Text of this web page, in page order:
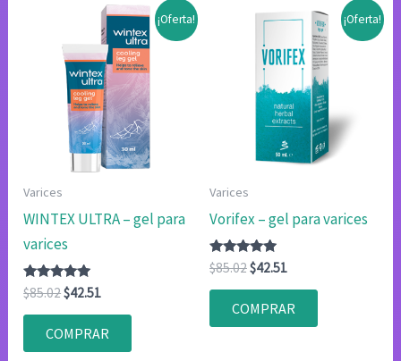
¡Oferta!
Varices
WINTEX ULTRA – gel para
varices
Valorado
con
4.83
de 5
$85.02El
original
era:
$42.51El
actual
es:
COMPRAR
¡Oferta!
Varices
Vorifex – gel para varices
Valorado
con
4.80
$85.02El
original
era:
$42.51El
actual
es:
COMPRAR